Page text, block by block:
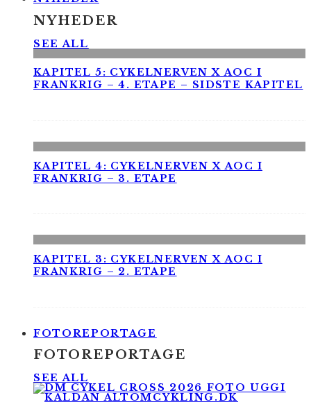
NYHEDER
SEE ALL
KAPITEL 5: CYKELNERVEN X AOC I
FRANKRIG – 4. ETAPE – SIDSTE KAPITEL
KAPITEL 4: CYKELNERVEN X AOC I
FRANKRIG – 3. ETAPE
KAPITEL 3: CYKELNERVEN X AOC I
FRANKRIG – 2. ETAPE
FOTOREPORTAGE
FOTOREPORTAGE
SEE ALL